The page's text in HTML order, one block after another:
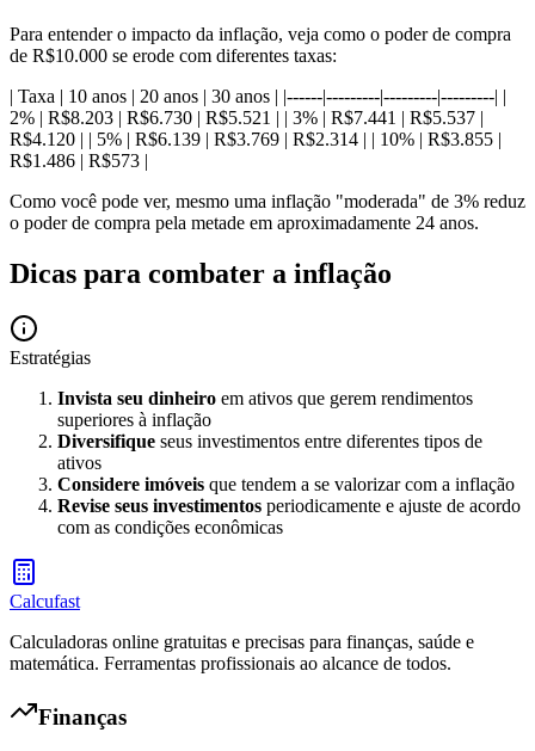
Para entender o impacto da inflação, veja como o poder de compra
de R$10.000 se erode com diferentes taxas:
| Taxa | 10 anos | 20 anos | 30 anos | |------|---------|---------|---------| |
2% | R$8.203 | R$6.730 | R$5.521 | | 3% | R$7.441 | R$5.537 |
R$4.120 | | 5% | R$6.139 | R$3.769 | R$2.314 | | 10% | R$3.855 |
R$1.486 | R$573 |
Como você pode ver, mesmo uma inflação "moderada" de 3% reduz
o poder de compra pela metade em aproximadamente 24 anos.
Dicas para combater a inflação
Estratégias
Invista seu dinheiro em ativos que gerem rendimentos
superiores à inflação
Diversifique seus investimentos entre diferentes tipos de
ativos
Considere imóveis que tendem a se valorizar com a inflação
Revise seus investimentos periodicamente e ajuste de acordo
com as condições econômicas
Calcufast
Calculadoras online gratuitas e precisas para finanças, saúde e
matemática. Ferramentas profissionais ao alcance de todos.
Finanças